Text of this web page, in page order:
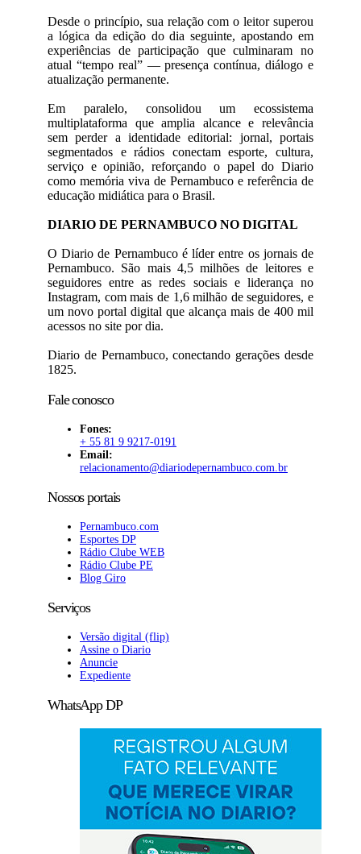
Desde o princípio, sua relação com o leitor superou
a lógica da edição do dia seguinte, apostando em
experiências de participação que culminaram no
atual “tempo real” — presença contínua, diálogo e
atualização permanente.
Em paralelo, consolidou um ecossistema
multiplataforma que amplia alcance e relevância
sem perder a identidade editorial: jornal, portais
segmentados e rádios conectam esporte, cultura,
serviço e opinião, reforçando o papel do Diario
como memória viva de Pernambuco e referência de
educação midiática para o Brasil.
DIARIO DE PERNAMBUCO NO DIGITAL
O Diario de Pernambuco é líder entre os jornais de
Pernambuco. São mais 4,5 milhões de leitores e
seguidores entre as redes sociais e liderança no
Instagram, com mais de 1,6 milhão de seguidores, e
um novo portal digital que alcança mais de 400 mil
acessos no site por dia.
Diario de Pernambuco, conectando gerações desde
1825.
Fale conosco
Fones:
+ 55 81 9 9217-0191
Email:
relacionamento@diariodepernambuco.com.br
Nossos portais
Pernambuco.com
Esportes DP
Rádio Clube WEB
Rádio Clube PE
Blog Giro
Serviços
Versão digital (flip)
Assine o Diario
Anuncie
Expediente
WhatsApp DP